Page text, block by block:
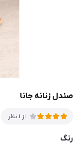
صندل زنانه جانا
از 1 نظر
رنگ